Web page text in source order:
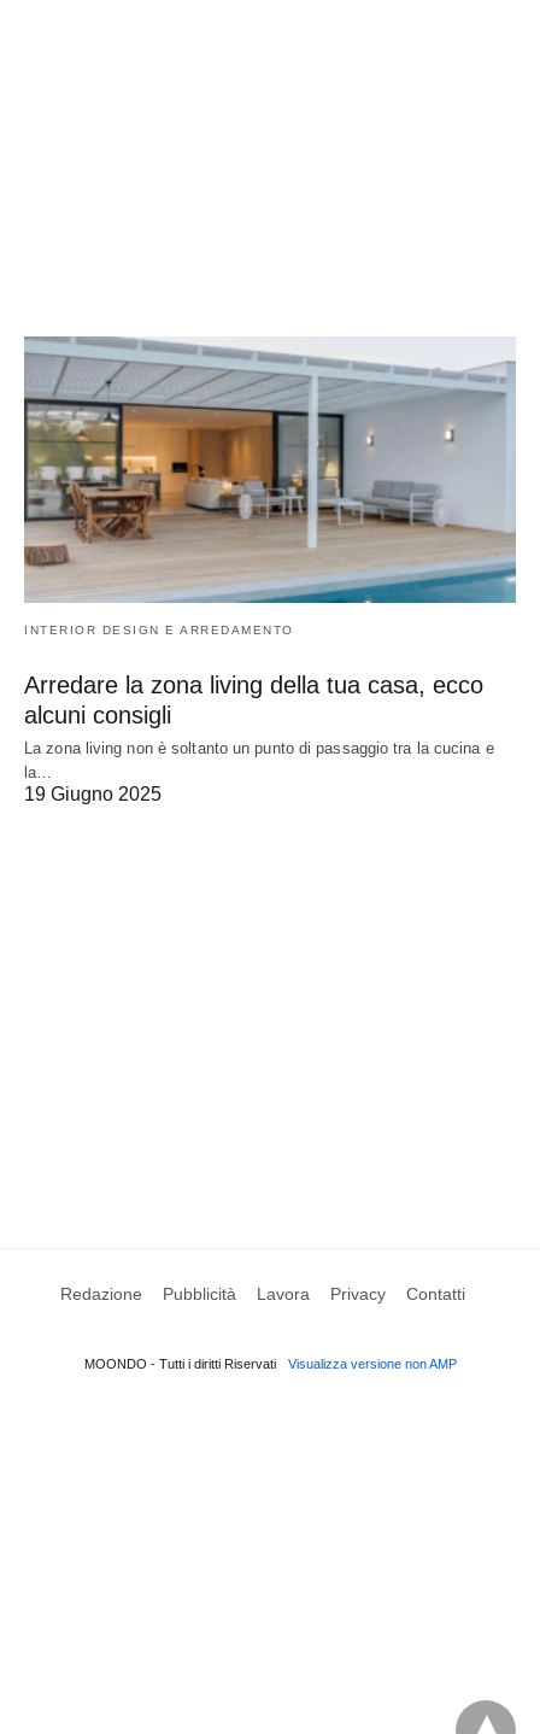
INTERIOR DESIGN E ARREDAMENTO
Arredare la zona living della tua casa, ecco
alcuni consigli
La zona living non è soltanto un punto di passaggio tra la cucina e
la…
19 Giugno 2025
Redazione Pubblicità Lavora Privacy Contatti
MOONDO - Tutti i diritti Riservati Visualizza versione non AMP